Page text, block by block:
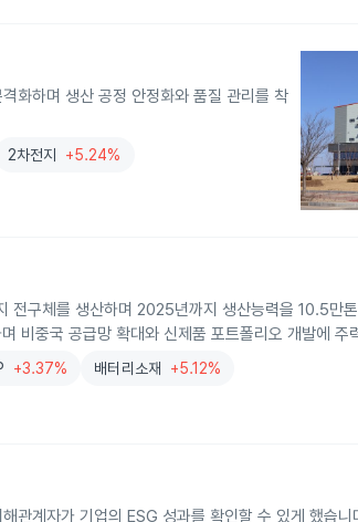
화하며 생산 공정 안정화와 품질 관리를 착
2차전지 +5.24%
구체를 생산하며 2025년까지 생산능력을 10.5만
비중국 공급망 확대와 신제품 포트폴리오 개발에 주
+3.37% 배터리소재 +5.12%
관계자가 기업의 ESG 성과를 확인할 수 있게 했습